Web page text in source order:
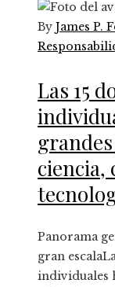
By James P.
Las 15
ciencia,
Panorama
gran
individuales